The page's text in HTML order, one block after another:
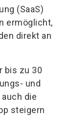
(SaaS)
ermöglicht,
direkt an
bis zu 30
und
die
steigern